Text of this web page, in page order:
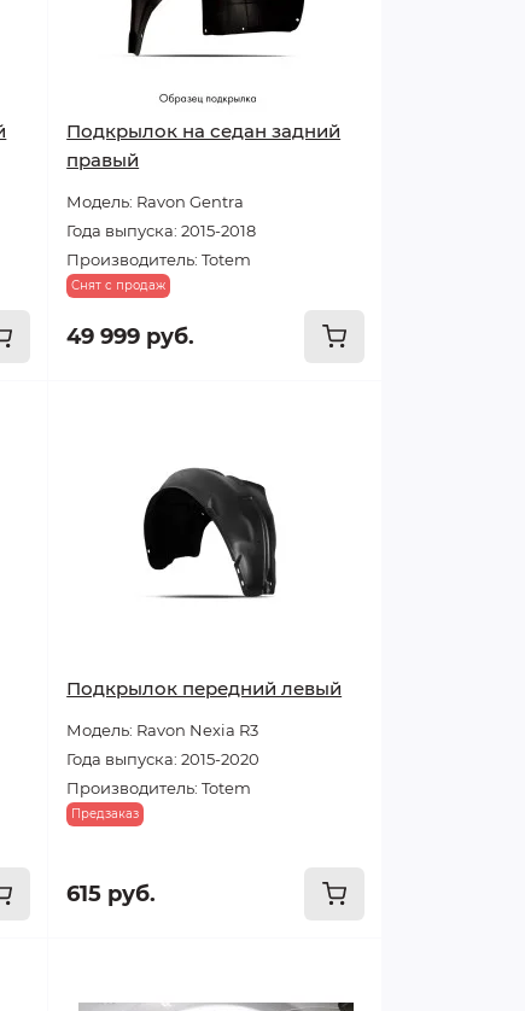
Подкрылок на седан задний
правый
Модель: Ravon Gentra
Года выпуска: 2015-2018
Производитель: Totem
Снят с продаж
49 999 руб.
Подкрылок передний левый
Модель: Ravon Nexia R3
Года выпуска: 2015-2020
Производитель: Totem
Предзаказ
615 руб.